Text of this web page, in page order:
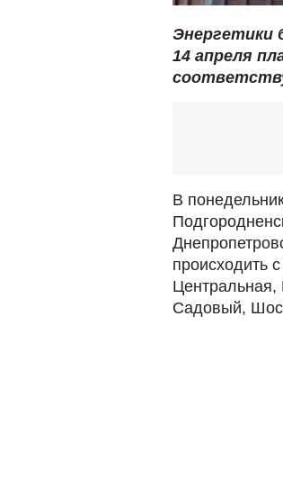
Энергетики
14 апреля
В
происходить
Центральная,
Садовый,